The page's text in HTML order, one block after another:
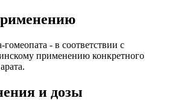
- в соответствии с
применению конкретного
и дозы